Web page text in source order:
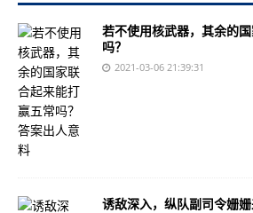
若不使用核武器，其余的
吗？
2021-03-06 21:39:31
诱敌深入，纵队副司令姗姗